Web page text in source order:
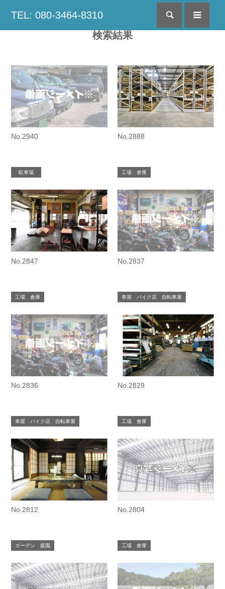
TEL: 080-3464-8310 検索
検索結果
No.2940
駐車場
No.2888
工場 倉庫
No.2847
工場 倉庫
No.2837
車屋 バイク店 自転車屋
No.2836
車屋 バイク店 自転車屋
No.2829
工場 倉庫
No.2812
ガーデン 庭園
No.2804
工場 倉庫